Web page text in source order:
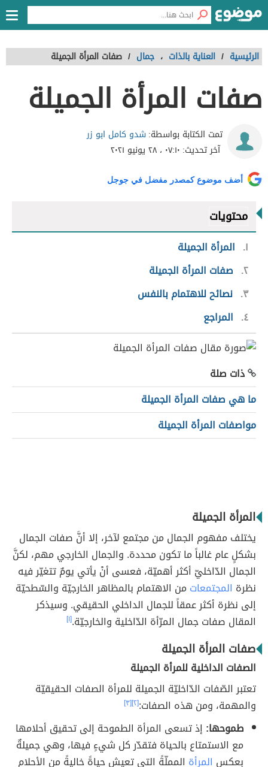
الرئيسية / العناية بالذات ، جمال / صفات المرأة الجميلة
صفات المرأة الجميلة
تمت الكتابة بواسطة:شدو كامل ابو زر
آخر تحديث: ٠٧:١٠ ، ٢٨ يونيو ٢٠٢١
أضف موضوع كمصدر مفضل في جوجل
محتويات
١
المرأة الجميلة
٢ صفات المرأة الجميلة
٣ نصائح للاهتمام بالنفس
٤
المراجع
ذات صلة
ما هي صفات المرأة الجميلة
مواصفات المرأة الجميلة
المرأة الجميلة
يختلف مفهوم الجمال من مجتمع لآخر، إلا أنَّ صفات الجمال
بشكلٍ عام غالباً ما تكون محددة. والجمال الخارجي مهم، لكنَّ
الجمال الدّاخليّ أكثر أهميّة، فعسى أنْ يأتي يومٌ تتغيّر فيه
نظرة المجتمعات من الاهتمام بالمظاهر الخارجيّة والسّطحيّة
إلى نظرة أكثر عمقاً للجمال الداخلي الحقيقي. وسيذكر
المقال صفات جمال المرّأة الدّاخلية والخارجيّة.[١]
صفات المرأة الجميلة
الصفات الداخلية للمرأة الجميلة
تعتبر الصّفات الدّاخليّة الجميلة للمرأة الصفات الحقيقيّة
والمهمة، ومن هذه الصفات:[٢] [٣]
طموحها: إذ تسعى المرأة الطموحة إلى تحقيق أحلامها
مع الاستمتاع بالحياة فتقدّر كل شيءٍ فيها، وهي جميلةٌ
بعكس المرأة المملّةً التي تعيش حياةً خاليةً من الأحلام